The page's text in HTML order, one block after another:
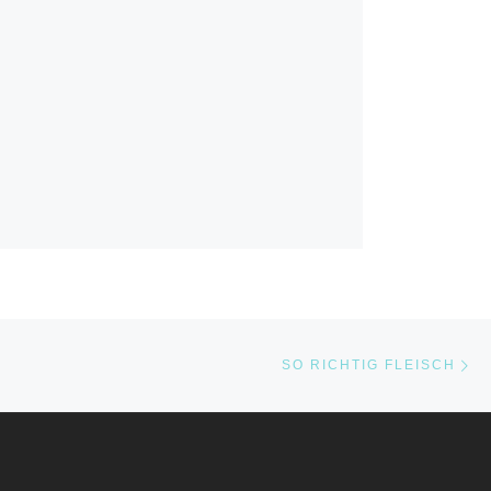
SO RICHTIG FLEISCH